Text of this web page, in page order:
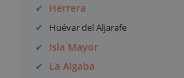
Herrera
Huévar del Aljarafe
Isla Mayor
La Algaba